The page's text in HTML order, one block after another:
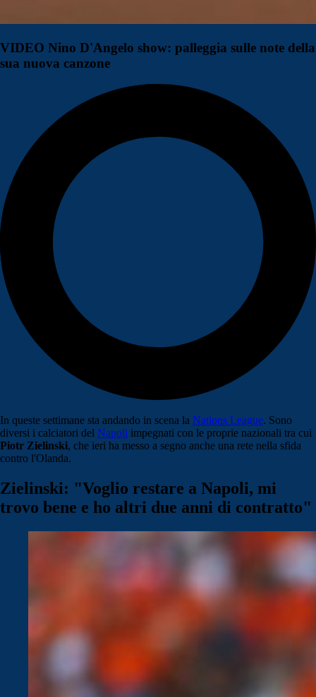
VIDEO Nino D'Angelo show: palleggia sulle note della
sua nuova canzone
In queste settimane sta andando in scena la Nations League. Sono
diversi i calciatori del Napoli impegnati con le proprie nazionali tra cui
Piotr Zielinski, che ieri ha messo a segno anche una rete nella sfida
contro l'Olanda.
Zielinski: "Voglio restare a Napoli, mi
trovo bene e ho altri due anni di contratto"